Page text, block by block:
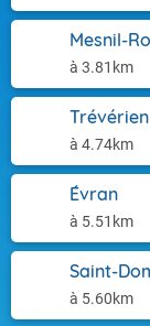
Mesnil-
à 3.81km
Trévérien
à 4.74km
Évran
à 5.51km
Saint-
à 5.60km